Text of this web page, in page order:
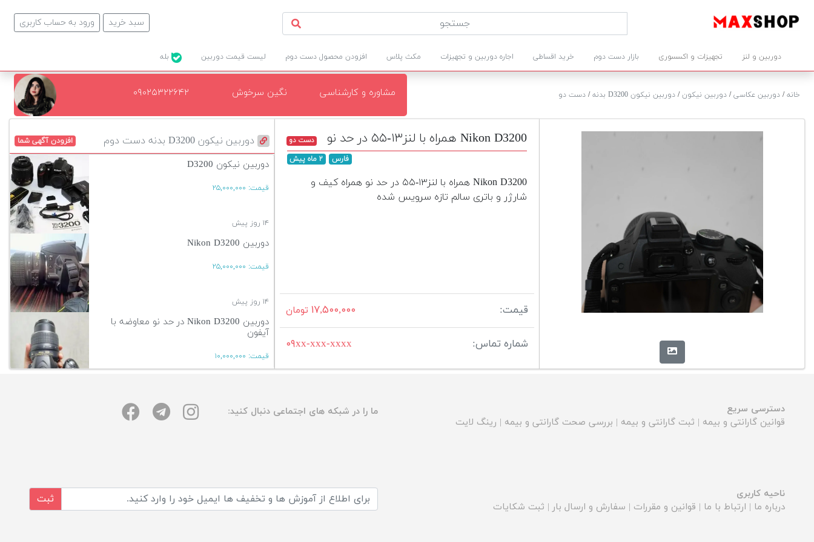
ورود به حساب کاربری سبد خرید
دوربین و لنز تجهیزات و اکسسوری بازار دست دوم خرید اقساطی اجاره دوربین و تجهیزات مکث پلاس افزودن محصول دست دوم لیست قیمت دوربین
خانه/ دوربین عکاسی/ دوربین نیکون/ دوربین نیکون D3200 بدنه / دست دو مشاوره و کارشناسی نگین سرخوش ۰۹۰۲۵۳۲۲۶۴۲
دوربین نیکون D3200 بدنه دست دوم افزودن آگهی شما
دوربین نیکون D3200
قیمت: ۲۵,۰۰۰,۰۰۰
۱۴ روز پیش
دوربین Nikon D3200
قیمت: ۲۵,۰۰۰,۰۰۰
۱۴ روز پیش
دوربین Nikon D3200 در حد نو معاوضه با
آیفون
قیمت: ۱۰,۰۰۰,۰۰۰
آگهی بیشتر
Nikon D3200 همراه با لنز۱۳-۵۵ در حد نو
دست دو
فارس
۲ ماه پیش
Nikon D3200 همراه با لنز۱۳-۵۵ در حد نو همراه کیف و
شارژر و باتری سالم تازه سرویس شده
قیمت: ۱۷,۵۰۰,۰۰۰ تومان
شماره تماس: ۰۹xx-xxx-xxxx
دسترسی سریع
قوانین گارانتی و بیمه | ثبت گارانتی و بیمه | بررسی صحت گارانتی و بیمه | رینگ لایت
ما را در شبکه های اجتماعی دنبال کنید:
ناحیه کاربری
درباره ما | ارتباط با ما | قوانین و مقررات | سفارش و ارسال بار | ثبت شکایات
ثبت